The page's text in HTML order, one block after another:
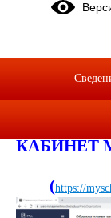
КАБИНЕТ
(https://